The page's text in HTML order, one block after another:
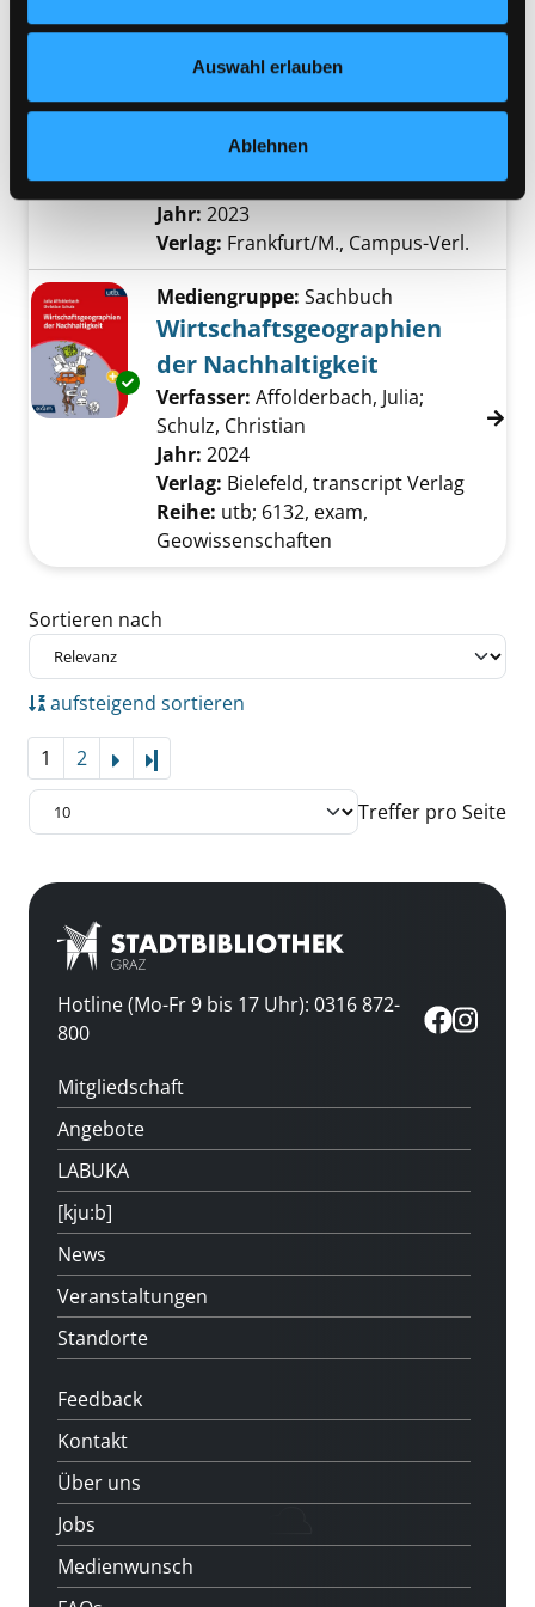
Nähere Informationen finden Sie in unserer
Auswahl erlauben
Ablehnen
Mediengruppe:Sachbuch
Macht und Fortschritt
unser 1000-jähriges Ringen um
Verfasser:Acemoglu, Daron
Johnson, SimonSuche nach diesem
Jahr: 2023
Verlag: Frankfurt/M., Campus-Verl.
Exemplar-Details von
Mediengruppe: Sachbuch
Wirtschaftsgeographien
der Nachhaltigkeit
Verfasser: Affolderbach, Julia;
Schulz, Christian Suche nach diesem
Jahr: 2024
Verlag: Bielefeld, transcript Verlag
Reihe: utb; 6132, exam,
Geowissenschaften
Zu den Suchfiltern springen
Sortieren nach
aufsteigend sortieren
1 2
Treffer pro Seite
Hotline (Mo-Fr 9 bis 17 Uhr): 0316 872-
800
Mitgliedschaft
Angebote
LABUKA
[kju:b]
News
Veranstaltungen
Standorte
Feedback
Kontakt
Über uns
Jobs
Medienwunsch